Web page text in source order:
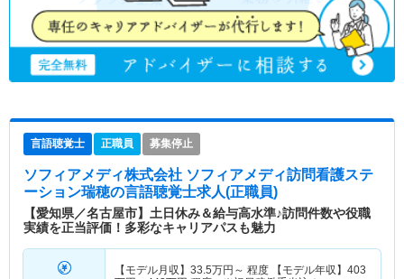
言語聴覚士 正職員 募集停止
ソフィアメディ株式会社 ソフィアメディ訪問看護ステ
ーション瑞穂の言語聴覚士求人(正職員)
【愛知県／名古屋市】土日休み＆給与高水準♪訪問件数や役職
実績を正当評価！多彩なキャリアパスも魅力
【モデル月収】 33.5万円～ 程度 【モデル年収】 403